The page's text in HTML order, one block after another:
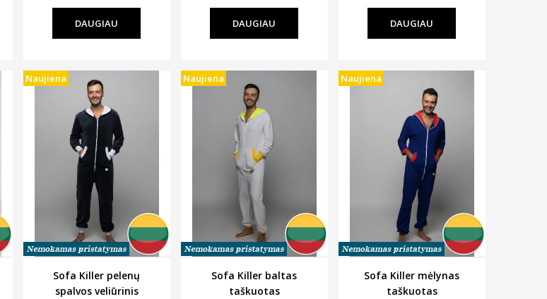
DAUGIAU DAUGIAU DAUGIAU
Naujiena
Sofa Killer pelenų
spalvos veliūrinis
Naujiena
Sofa Killer baltas
taškuotas
Naujiena
Sofa Killer mėlynas
taškuotas